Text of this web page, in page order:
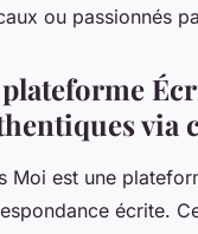
ou passionnés
via
Moi est une
écrite.